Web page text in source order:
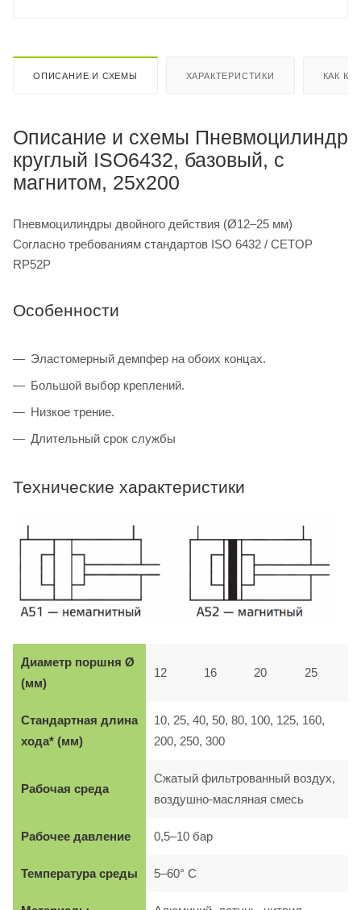
ОПИСАНИЕ И СХЕМЫ ХАРАКТЕРИСТИКИ КАК
Описание и схемы Пневмоцилиндр
круглый ISO6432, базовый, с
магнитом, 25x200
Пневмоцилиндры двойного действия (Ø12–25 мм)
Согласно требованиям стандартов ISO 6432 / CETOP
RP52P
Особенности
Эластомерный демпфер на обоих концах.
Большой выбор креплений.
Низкое трение.
Длительный срок службы
Технические характеристики
Диаметр поршня Ø
(мм)
12 16 20 25
Стандартная длина
хода* (мм)
10, 25, 40, 50, 80, 100, 125, 160,
200, 250, 300
Рабочая среда
Сжатый фильтрованный воздух,
воздушно-масляная смесь
Рабочее давление 0,5–10 бар
Температурасреды 5–60° C